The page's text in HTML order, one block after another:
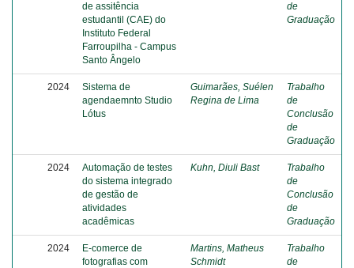
de assitência
estudantil (CAE) do
Instituto Federal
Farroupilha - Campus
Santo Ângelo
de
Graduação
2024
Sistema de
agendaemnto Studio
Lótus
Guimarães, Suélen
Regina de Lima
Trabalho
de
Conclusão
de
Graduação
2024
Automação de testes
do sistema integrado
de gestão de
atividades
acadêmicas
Kuhn, Diuli Bast
Trabalho
de
Conclusão
de
Graduação
2024
E-comerce de
fotografias com
Martins, Matheus
Schmidt
Trabalho
de